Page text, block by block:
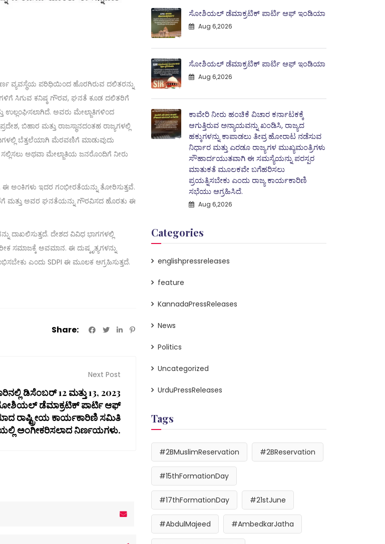
ವ್ಯವಸ್ಥೆಯ ಪರಿಧಿಯಿಂದ ಹೊರಗಿರುವ ದಲಿತರನ್ನು
ಸಿಗುವ ಕನಿಷ್ಠ ಗೌರವ, ಘನತೆ ಕೂಡ ದಲಿತರಿಗೆ
ಉಲ್ಲಂಘಿಸಲಾಗಿದೆ. ಅವರು ಮೇಲ್ಜಾತಿಗಳಿಂದ
ಬಿಹಾರ ಮತ್ತು ರಾಜಸ್ಥಾನದಂತಹ ರಾಜ್ಯಗಳಲ್ಲಿ
ಬೆತ್ತಲೆಯಾಗಿ ಮೆರವಣಿಗೆ ಮಾಡುವುದು
ಅಥವಾ ಮೇಲ್ಜಾತಿಯ ಜನರೊಂದಿಗೆ ನೀರು
ಈ ಅಂಕಿಗಳು ಇದರ ಗಂಭೀರತೆಯನ್ನು ತೋರಿಸುತ್ತವೆ.
ಮತ್ತು ಅವರ ಘನತೆಯನ್ನು ಗೌರವಿಸದ ಹೊರತು ಈ
ದಾಖಲಿಸುತ್ತದೆ. ದೇಶದ ವಿವಿಧ ಭಾಗಗಳಲ್ಲಿ
ಸಮಾಜಕ್ಕೆ ಅವಮಾನ. ಈ ದುಷ್ಕೃತ್ಯಗಳನ್ನು
ಎಂದು SDPI ಈ ಮೂಲಕ ಆಗ್ರಹಿಸುತ್ತದೆ.
Share:
Next Post
ಡಿಸೆಂಬರ್ 12 ಮತ್ತು 13, 2023
ಡೆಮಾಕ್ರಟಿಕ್ ಪಾರ್ಟಿ ಆಫ್
ರಾಷ್ಟ್ರೀಯ ಕಾರ್ಯಕಾರಿಣಿ ಸಮಿತಿ
ಅಂಗೀಕರಿಸಲಾದ ನಿರ್ಣಯಗಳು.
ಸೋಶಿಯಲ್ ಡೆಮಾಕ್ರಟಿಕ್ ಪಾರ್ಟಿ ಆಫ್ ಇಂಡಿಯಾ
Aug 6,2026
ಸೋಶಿಯಲ್ ಡೆಮಾಕ್ರಟಿಕ್ ಪಾರ್ಟಿ ಆಫ್ ಇಂಡಿಯಾ
Aug 6,2026
ಕಾವೇರಿ ನೀರು ಹಂಚಿಕೆ ವಿಚಾರ ಕರ್ನಾಟಕಕ್ಕೆ
ಆಗುತ್ತಿರುವ ಅನ್ಯಾಯವನ್ನು ಖಂಡಿಸಿ, ರಾಜ್ಯದ
ಹಕ್ಕುಗಳನ್ನು ಕಾಪಾಡಲು ತೀವ್ರ ಹೋರಾಟ ನಡೆಸುವ
ನಿರ್ಧಾರ ಮತ್ತು ಎರಡೂ ರಾಜ್ಯಗಳ ಮುಖ್ಯಮಂತ್ರಿಗಳು
ಸೌಹಾರ್ದಯುತವಾಗಿ ಈ ಸಮಸ್ಯೆಯನ್ನು ಪರಸ್ಪರ
ಮಾತುಕತೆ ಮೂಲಕವೇ ಬಗೆಹರಿಸಲು
ಪ್ರಯತ್ನಿಸಬೇಕು ಎಂದು ರಾಜ್ಯ ಕಾರ್ಯಕಾರಿಣಿ
ಸಭೆಯು ಆಗ್ರಹಿಸಿದೆ.
Aug 6,2026
Categories
englishpressreleases
feature
KannadaPressReleases
News
Politics
Uncategorized
UrduPressReleases
Tags
#2BMuslimReservation #2BReservation
#15thFormationDay
#17thFormationDay #21stJune
#AbdulMajeed #AmbedkarJatha